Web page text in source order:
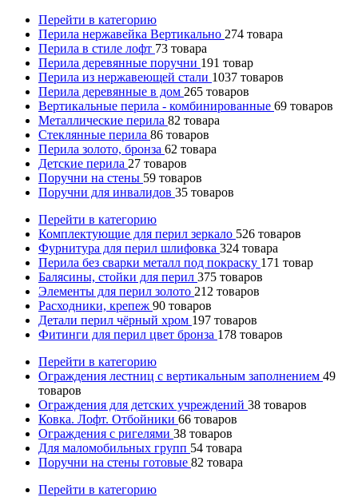
Перейти в категорию
Перила нержавейка Вертикально 274 товара
Перила в стиле лофт 73 товара
Перила деревянные поручни 191 товар
Перила из нержавеющей стали 1037 товаров
Перила деревянные в дом 265 товаров
Вертикальные перила - комбинированные 69 товаров
Металлические перила 82 товара
Стеклянные перила 86 товаров
Перила золото, бронза 62 товара
Детские перила 27 товаров
Поручни на стены 59 товаров
Поручни для инвалидов 35 товаров
Перейти в категорию
Комплектующие для перил зеркало 526 товаров
Фурнитура для перил шлифовка 324 товара
Перила без сварки металл под покраску 171 товар
Балясины, стойки для перил 375 товаров
Элементы для перил золото 212 товаров
Расходники, крепеж 90 товаров
Детали перил чёрный хром 197 товаров
Фитинги для перил цвет бронза 178 товаров
Перейти в категорию
Ограждения лестниц с вертикальным заполнением 49
товаров
Ограждения для детских учреждений 38 товаров
Ковка. Лофт. Отбойники 66 товаров
Ограждения с ригелями 38 товаров
Для маломобильных групп 54 товара
Поручни на стены готовые 82 товара
Перейти в категорию